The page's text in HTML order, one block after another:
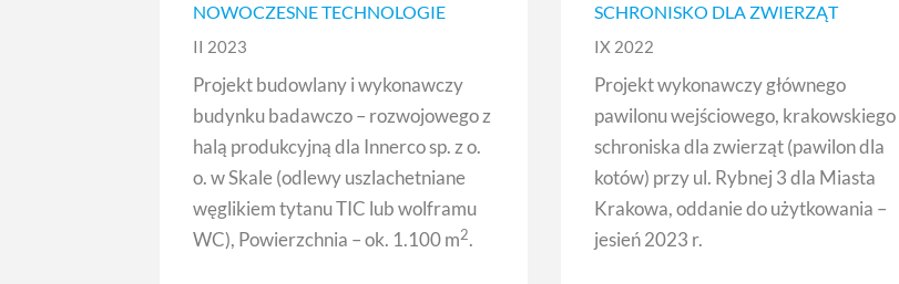
NOWOCZESNE TECHNOLOGIE
II 2023
Projekt budowlany i wykonawczy
budynku badawczo – rozwojowego z
halą produkcyjną dla Innerco sp. z o.
o. w Skale (odlewy uszlachetniane
węglikiem tytanu TIC lub wolframu
WC), Powierzchnia – ok. 1.100 m2.
SCHRONISKO DLA ZWIERZĄT
IX 2022
Projekt wykonawczy głównego
pawilonu wejściowego, krakowskiego
schroniska dla zwierząt (pawilon dla
kotów) przy ul. Rybnej 3 dla Miasta
Krakowa, oddanie do użytkowania –
jesień 2023 r.